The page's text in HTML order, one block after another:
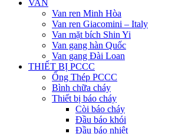
VAN
Van ren Minh Hòa
Van ren Giacomini – Italy
Van mặt bích Shin Yi
Van gang hàn Quốc
Van gang Đài Loan
THIẾT BỊ PCCC
Ống Thép PCCC
Bình chữa cháy
Thiết bị báo cháy
Còi báo cháy
Đầu báo khói
Đầu báo nhiệt